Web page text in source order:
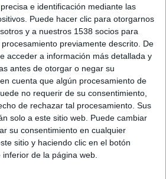
e identificación mediante las
Puede hacer clic para otorgarnos
y a nuestros 1538 socios para
previamente descrito. De
acceder a información más detallada y
antes de otorgar o negar su
cuenta que algún procesamiento de
no requerir de su consentimiento,
de rechazar tal procesamiento. Sus
solo a este sitio web. Puede cambiar
su consentimiento en cualquier
sitio y haciendo clic en el botón
de la página web.
de la cuenta está integrado, por parte de la
por Oscar Pla y Camil Roca, directores
Lancima, directora creativa, Carles Patrís, director
estratégico, Sergi Martínez, director de cuentas
cuentas y de marcas. Por parte de Ogilvy
director de arte, Diana Barahona, responsable
médico. Por parte de CB’a Graell los
director creativo y Esmeralda González, directora